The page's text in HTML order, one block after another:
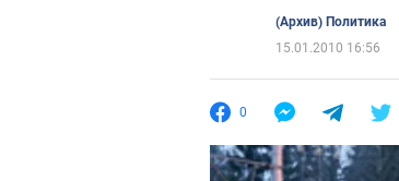
(Архив) Политика
15.01.2010 16:56
0